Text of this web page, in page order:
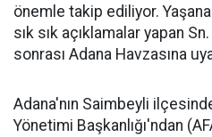
önemle takip ediliyor.
sık sık açıklamalar yapan
sonrası Adana Havzasına
Adana'nın Saimbeyli
Yönetimi Başkanlığı'ndan